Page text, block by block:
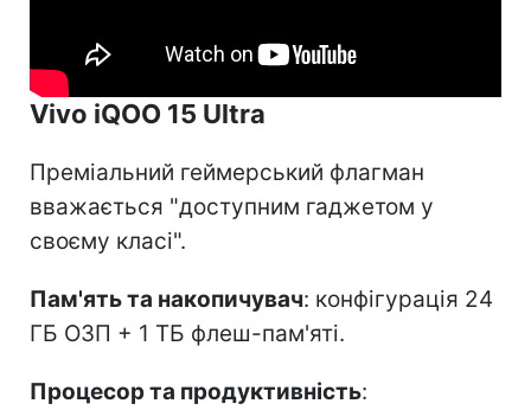
Vivo iQOO 15 Ultra
Преміальний геймерський флагман
вважається "доступним гаджетом у
своєму класі".
Пам'ять та накопичувач: конфігурація 24
ГБ ОЗП + 1 ТБ флеш-пам'яті.
Процесор та продуктивність: